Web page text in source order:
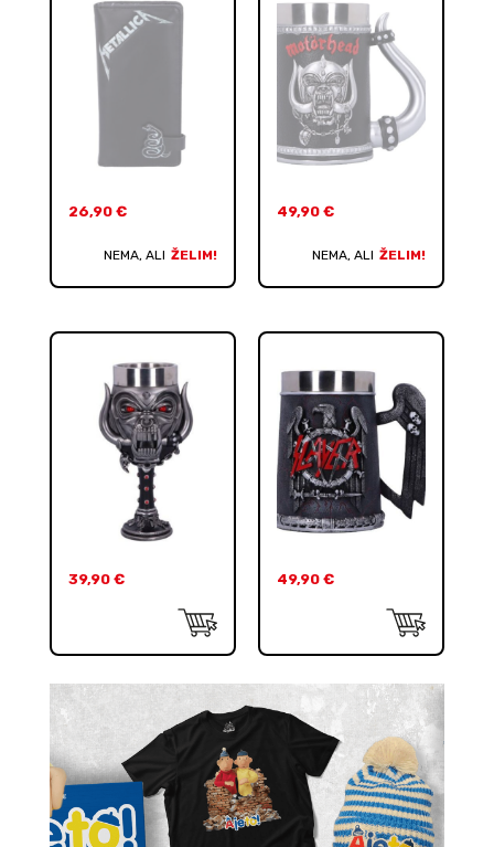
26,90 €
NEMA, ALI ŽELIM!
49,90 €
NEMA, ALI ŽELIM!
39,90 € 49,90 €